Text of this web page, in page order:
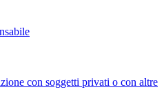
con soggetti privati o con altre